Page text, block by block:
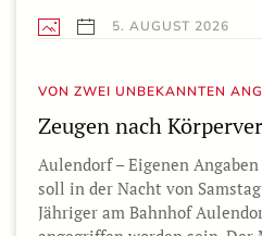
5. AUGUST 2026
VON ZWEI UNBEKANNTEN
Zeugen nach
Aulendorf – Eigenen
soll in der Nacht von
Jähriger am Bahnhof